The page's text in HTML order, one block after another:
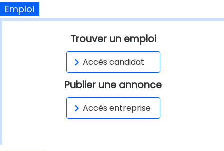
Emploi
Trouver un emploi
Accès candidat
Publier une annonce
Accès entreprise